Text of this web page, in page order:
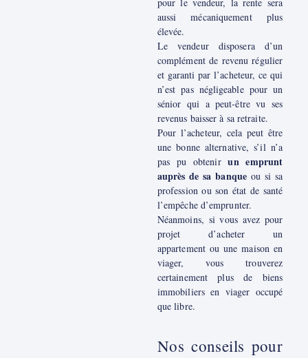
pour le vendeur, la rente sera
aussi mécaniquement plus
élevée.
Le vendeur disposera d’un
complément de revenu régulier
et garanti par l’acheteur, ce qui
n’est pas négligeable pour un
sénior qui a peut-être vu ses
revenus baisser à sa retraite.
Pour l’acheteur, cela peut être
une bonne alternative, s’il n’a
pas pu obtenirun emprunt
auprès de sa banque ou si sa
profession ou son état de santé
l’empêche d’emprunter.
Néanmoins, si vous avez pour
projet d’acheter un
appartement ou une maison en
viager, vous trouverez
certainement plus de biens
immobiliers en viager occupé
que libre.
Nos conseils pour